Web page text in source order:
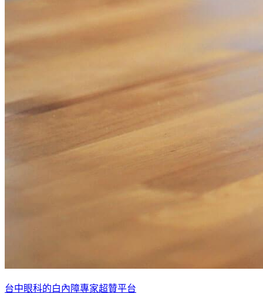
台中眼科的白內障專家超贊平台